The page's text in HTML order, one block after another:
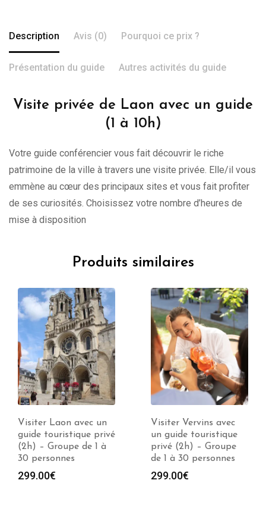
Description Avis (0) Pourquoi ce prix ?
Présentation du guide Autres activités du guide
Visite privée de Laon avec un guide
(1 à 10h)
Votre guide conférencier vous fait découvrir le riche
patrimoine de la ville à travers une visite privée. Elle/il vous
emmène au cœur des principaux sites et vous fait profiter
de ses curiosités. Choisissez votre nombre d’heures de
mise à disposition
Produits similaires
Visiter Vervins avec
un guide touristique
privé (2h) – Groupe
de 1 à 30 personnes
299.00€
Visite de Vervins avec
un guide privé (1 à
10h) – Groupe jusqu’à
30 personnes
279.00€